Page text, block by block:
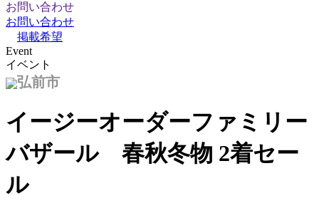
お問い合わせ
お問い合わせ
掲載希望
Event
イベント
弘前市
イージーオーダーファミリー
バザール 春秋冬物 2着セー
ル